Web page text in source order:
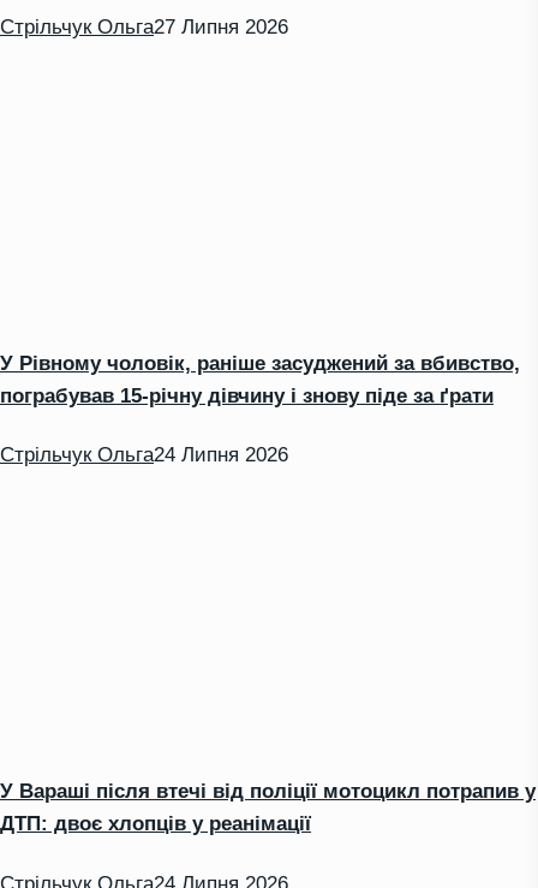
Стрільчук Ольга27 Липня 2026
У Рівному чоловік, раніше засуджений за вбивство,
пограбував 15-річну дівчину і знову піде за ґрати
Стрільчук Ольга24 Липня 2026
У Вараші після втечі від поліції мотоцикл потрапив у
ДТП: двоє хлопців у реанімації
Стрільчук Ольга24 Липня 2026